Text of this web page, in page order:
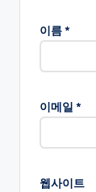
이름*
이메일 *
웹사이트